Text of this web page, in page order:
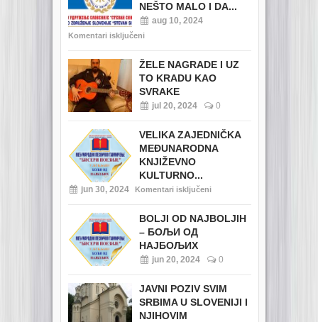
NEŠTO MALO I DA...
aug 10, 2024
Komentari isključeni
ŽELE NAGRADE I UZ
TO KRADU KAO
SVRAKE
jul 20, 2024 0
VELIKA ZAJEDNIČKA
MEĐUNARODNA
KNJIŽEVNO
KULTURNO...
jun 30, 2024 Komentari isključeni
BOLJI OD NAJBOLJIH
– БОЉИ ОД
НАЈБОЉИХ
jun 20, 2024 0
JAVNI POZIV SVIM
SRBIMA U SLOVENIJI I
NJIHOVIM